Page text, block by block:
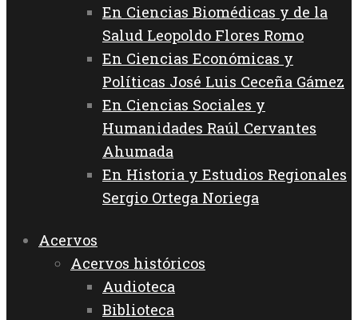
En Ciencias Biomédicas y de la
Salud Leopoldo Flores Romo
En Ciencias Económicas y
Políticas José Luis Ceceña Gámez
En Ciencias Sociales y
Humanidades Raúl Cervantes
Ahumada
En Historia y Estudios Regionales
Sergio Ortega Noriega
Acervos
Acervos históricos
Audioteca
Biblioteca